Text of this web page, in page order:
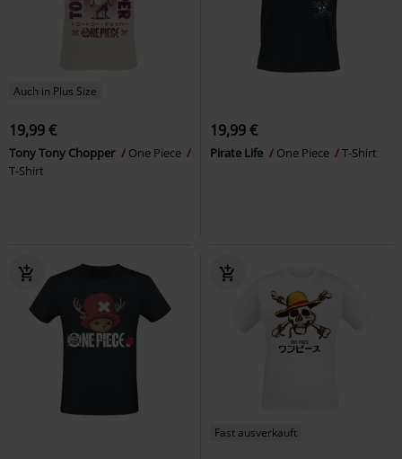
Auch in Plus Size
19,99 €
Tony Tony Chopper
One Piece
T-Shirt
19,99 €
Pirate Life One Piece T-Shirt
Fast ausverkauft